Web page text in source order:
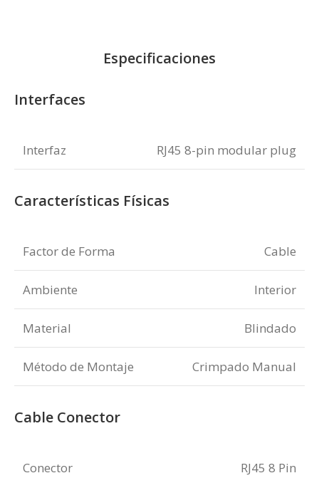
Especificaciones
Interfaces
Interfaz RJ45 8-pin modular plug
Características Físicas
Factor de Forma Cable
Ambiente Interior
Material Blindado
Método de Montaje Crimpado Manual
Cable Conector
Conector RJ45 8 Pin